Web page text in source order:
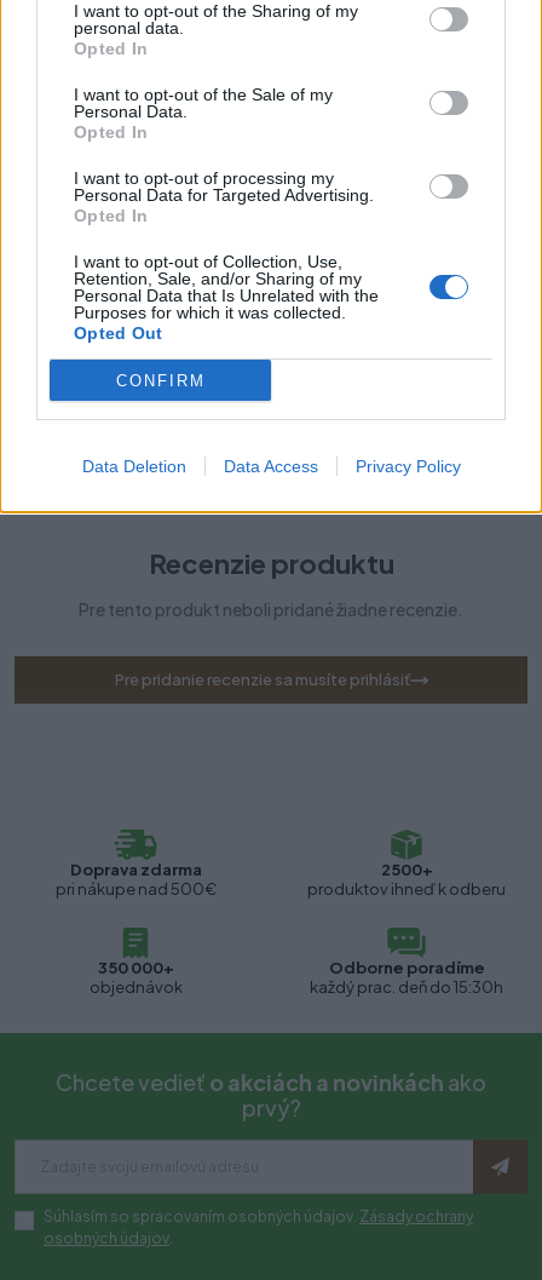
I want to opt-out of the Sharing of my
personal data.
Opted In
I want to opt-out of the Sale of my
Personal Data.
Opted In
I want to opt-out of processing my
Personal Data for Targeted Advertising.
Opted In
I want to opt-out of Collection, Use,
Retention, Sale, and/or Sharing of my
Personal Data that Is Unrelated with the
Purposes for which it was collected.
Opted Out
CONFIRM
Data Deletion Data Access Privacy Policy
Výrobca: GTV
Kategórie:
Hmotnosť:
Obsah balenia:
čela, 2x krytka, skrutky
Nosnosť: 40 kg
Typ výsuvu: AXIS PRO
300 mm
Recenzie produktu
Pre tento produkt neboli pridané žiadne recenzie.
Pre pridanie recenzie sa musíte prihlásiť
Doprava zdarma
pri nákupe nad 500€
2500+
produktov ihneď k odberu
350 000+
objednávok
Odborne poradíme
každý prac. deň do 15:30h
Chcete vedieť o akciách a novinkách ako
prvý?
Súhlasím so spracovaním osobných údajov. Zásady ochrany
osobných údajov.